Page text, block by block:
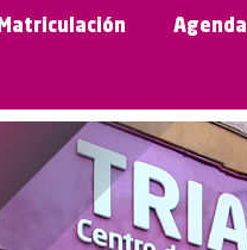
Matriculación Agenda